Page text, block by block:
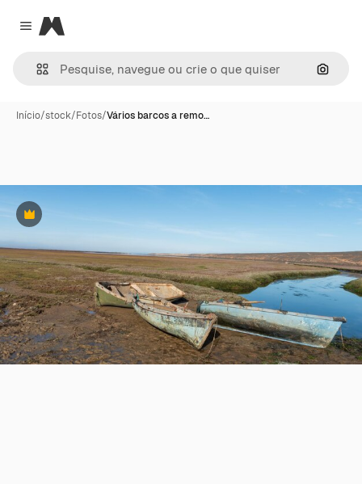
Close menu
Magnific
Início/stock/Fotos/Vários barcos a remo…
Premium